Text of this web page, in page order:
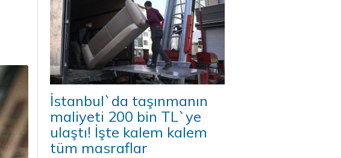
İstanbul`da taşınmanın
maliyeti 200 bin TL`ye
ulaştı! İşte kalem kalem
tüm masraflar